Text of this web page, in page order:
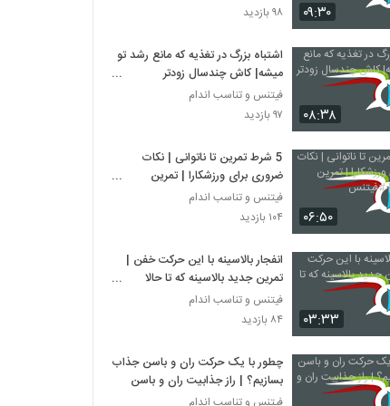
۰۹:۳۰
۹۸ بازدید
۰۸:۳۸
اشتباه بزرگ در تغذیه که مانع رشد تو
میشه| کاش چندسال زودتر
میدونستم!!
فیتنس و تناسب اندام
۹۷ بازدید
۰۶:۵۰
5 شرط تمرین تا ناتوانی | نکات
ضروری برای ورزشکارا | تمرین
هوشمندانه | #فیتنس
فیتنس و تناسب اندام
۱۰۴ بازدید
۰۳:۳۳
انفجار بالاسینه با این حرکت خفن |
تمرین جدید بالاسینه که تا حالا
نزدی!!!
فیتنس و تناسب اندام
۸۴ بازدید
چطور با یک حرکت ران و باسن جذاب
بسازیم؟ | راز جذابیت ران و باسن
فیتنس و تناسب اندام